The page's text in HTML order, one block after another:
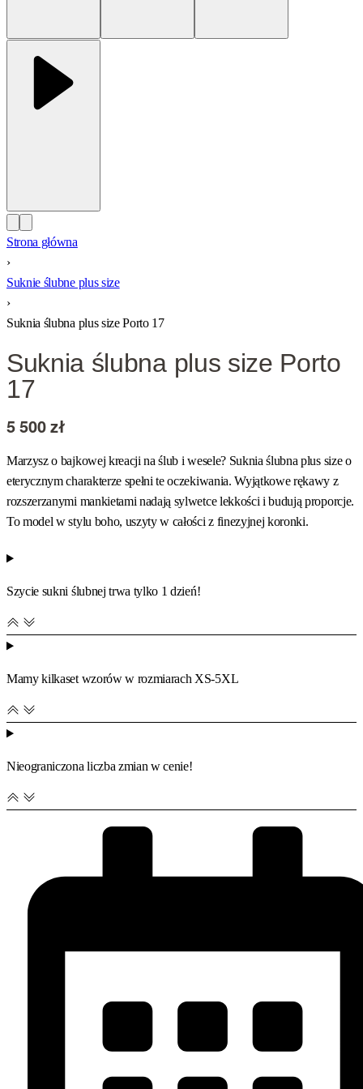
Strona główna
›
Suknie ślubne plus size
›
Suknia ślubna plus size Porto 17
Suknia ślubna plus size Porto
17
5 500zł
Marzysz o bajkowej kreacji na ślub i wesele? Suknia ślubna plus size o
eterycznym charakterze spełni te oczekiwania. Wyjątkowe rękawy z
rozszerzanymi mankietami nadają sylwetce lekkości i budują proporcje.
To model w stylu boho, uszyty w całości z finezyjnej koronki.
Szycie sukni ślubnej trwa tylko 1 dzień!
Mamy kilkaset wzorów w rozmiarach XS-5XL
Nieograniczona liczba zmian w cenie!